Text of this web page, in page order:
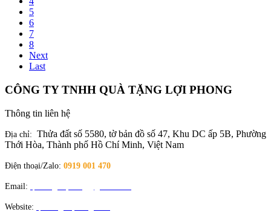
5
6
7
8
Next
Last
CÔNG TY TNHH QUÀ TẶNG LỢI PHONG
Thông tin liên hệ
Địa chỉ: Thửa đất số 5580, tờ bản đồ số 47, Khu DC ấp 5B, Phường
Thới Hòa, Thành phố Hồ Chí Minh, Việt Nam
Điện thoại/Zalo: 0919 001 470
Email:
Website: